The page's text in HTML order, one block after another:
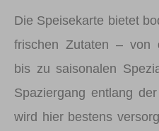
Die Speisekarte bietet
frischen Zutaten – von
bis zu saisonalen
Spaziergang entlang
wird hier bestens